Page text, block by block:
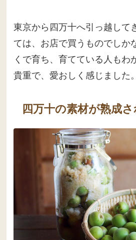
東京から四万十へ引っ越して
ては、お店で買うものでしか
くで育ち、育てている人もわ
貴重で、愛おしく感じました。
四万十の素材が熟成